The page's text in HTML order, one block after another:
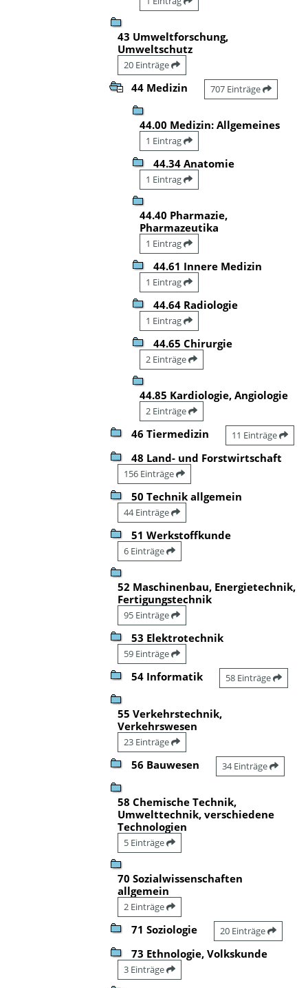
43 Umweltforschung,
Umweltschutz
20 Einträge
44 Medizin 707 Einträge
44.00 Medizin: Allgemeines
1 Eintrag
44.34 Anatomie
1 Eintrag
44.40 Pharmazie,
Pharmazeutika
1 Eintrag
44.61 Innere Medizin
1 Eintrag
44.64 Radiologie
1 Eintrag
44.65 Chirurgie
2 Einträge
44.85 Kardiologie, Angiologie
2 Einträge
46 Tiermedizin 11 Einträge
48 Land- und Forstwirtschaft
156 Einträge
50 Technik allgemein
44 Einträge
51 Werkstoffkunde
6 Einträge
52 Maschinenbau, Energietechnik,
Fertigungstechnik
95 Einträge
53 Elektrotechnik
59 Einträge
54 Informatik 58 Einträge
55 Verkehrstechnik,
Verkehrswesen
23 Einträge
56 Bauwesen 34 Einträge
58 Chemische Technik,
Umwelttechnik, verschiedene
Technologien
5 Einträge
70 Sozialwissenschaften
allgemein
2 Einträge
71 Soziologie 20 Einträge
73 Ethnologie, Volkskunde
3 Einträge